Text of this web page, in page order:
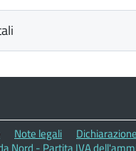
Note legali